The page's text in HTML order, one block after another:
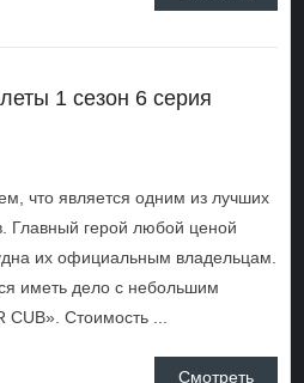
1 сезон 6 серия
что является одним из лучших
Главный герой любой ценой
их официальным владельцам.
иметь дело с небольшим
Стоимость ...
Смотреть